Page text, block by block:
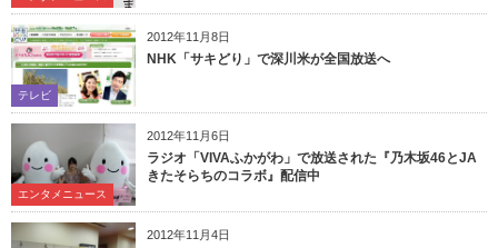
2012年11月8日
テレビ
NHK「サキどり」で深川米が全国放送へ
2012年11月6日
エンタメニュース
ラジオ「VIVAふかがわ」で放送された『乃木坂46とJA
きたそらちのコラボ』配信中
2012年11月4日